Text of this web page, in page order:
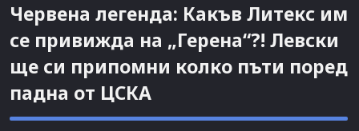
Червена легенда: Какъв Литекс им
се привижда на „Герена“?! Левски
ще си припомни колко пъти поред
падна от ЦСКА